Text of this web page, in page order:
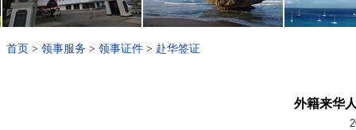
首页 > 领事服务 > 领事证件 > 赴华签证
外籍来华